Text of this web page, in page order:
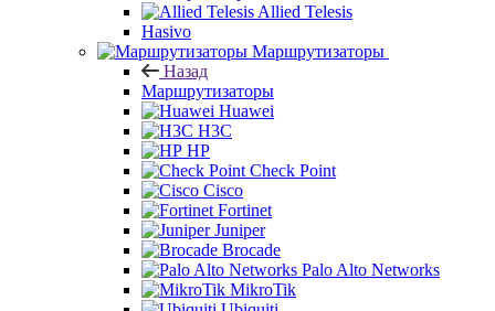
Allied Telesis
Hasivo
Маршрутизаторы
Назад
Маршрутизаторы
Huawei
H3C
HP
Check Point
Cisco
Fortinet
Juniper
Brocade
Palo Alto Networks
MikroTik